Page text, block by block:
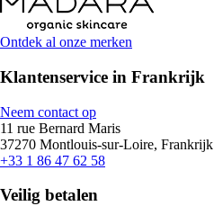
Ontdek al onze merken
Klantenservice in Frankrijk
Neem contact op
11 rue Bernard Maris
37270 Montlouis-sur-Loire, Frankrijk
+33 1 86 47 62 58
Veilig betalen